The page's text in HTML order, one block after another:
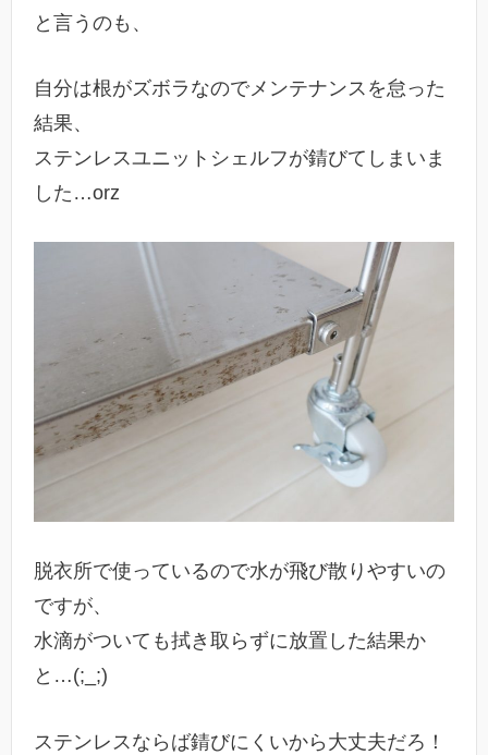
と言うのも、
自分は根がズボラなのでメンテナンスを怠った
結果、
ステンレスユニットシェルフが錆びてしまいま
した…orz
脱衣所で使っているので水が飛び散りやすいの
ですが、
水滴がついても拭き取らずに放置した結果か
と…(;_;)
ステンレスならば錆びにくいから大丈夫だろ！